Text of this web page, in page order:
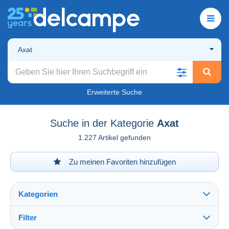
Axat
Erweiterte Suche
Suche in der Kategorie Axat
1.227 Artikel gefunden
Zu meinen Favoriten hinzufügen
Kategorien
Filter